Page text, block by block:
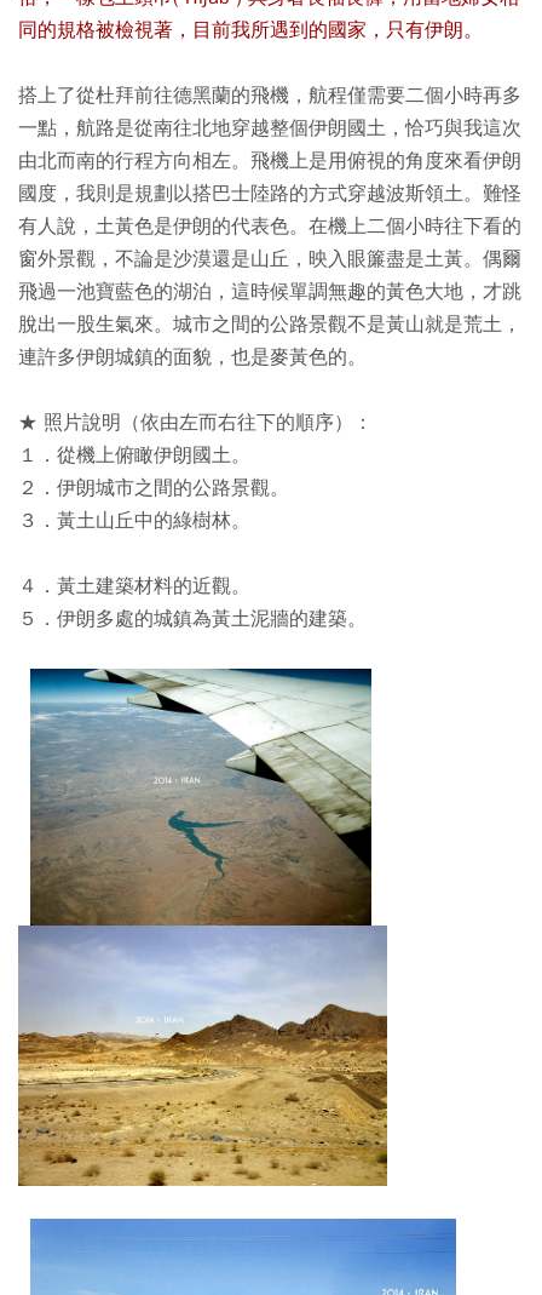
同的規格被檢視著，目前我所遇到的國家，只有伊朗。
搭上了從杜拜前往德黑蘭的飛機，航程僅需要二個小時再多
一點，航路是從南往北地穿越整個伊朗國土，恰巧與我這次
由北而南的行程方向相左。飛機上是用俯視的角度來看伊朗
國度，我則是規劃以搭巴士陸路的方式穿越波斯領土。難怪
有人說，土黃色是伊朗的代表色。在機上二個小時往下看的
窗外景觀，不論是沙漠還是山丘，映入眼簾盡是土黃。偶爾
飛過一池寶藍色的湖泊，這時候單調無趣的黃色大地，才跳
脫出一股生氣來。城市之間的公路景觀不是黃山就是荒土，
連許多伊朗城鎮的面貌，也是麥黃色的。
★ 照片說明（依由左而右往下的順序）：
１．從機上俯瞰伊朗國土。
２．伊朗城市之間的公路景觀。
３．黃土山丘中的綠樹林。
４．黃土建築材料的近觀。
５．伊朗多處的城鎮為黃土泥牆的建築。